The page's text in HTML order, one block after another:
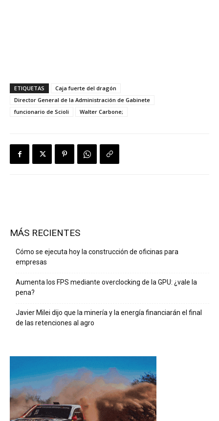
ETIQUETAS
Caja fuerte del dragón
Director General de la Administración de Gabinete
funcionario de Scioli
Walter Carbone;
MÁS RECIENTES
Cómo se ejecuta hoy la construcción de oficinas para
empresas
Aumenta los FPS mediante overclocking de la GPU: ¿vale la
pena?
Javier Milei dijo que la minería y la energía financiarán el final
de las retenciones al agro